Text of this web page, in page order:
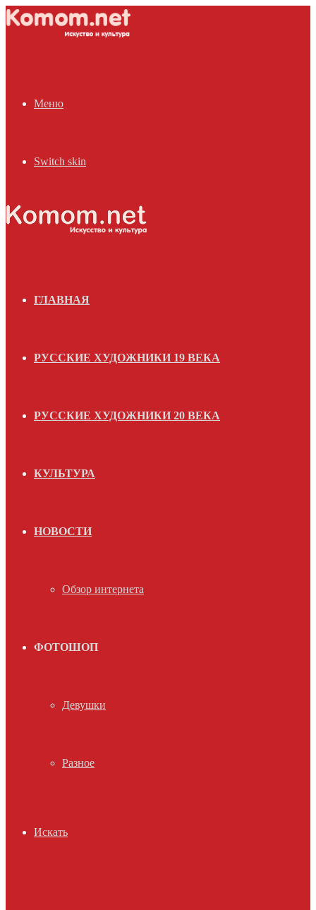
Меню
Switch skin
ГЛАВНАЯ
РУССКИЕ ХУДОЖНИКИ 19 ВЕКА
РУССКИЕ ХУДОЖНИКИ 20 ВЕКА
КУЛЬТУРА
НОВОСТИ
Обзор интернета
ФОТОШОП
Девушки
Разное
Искать